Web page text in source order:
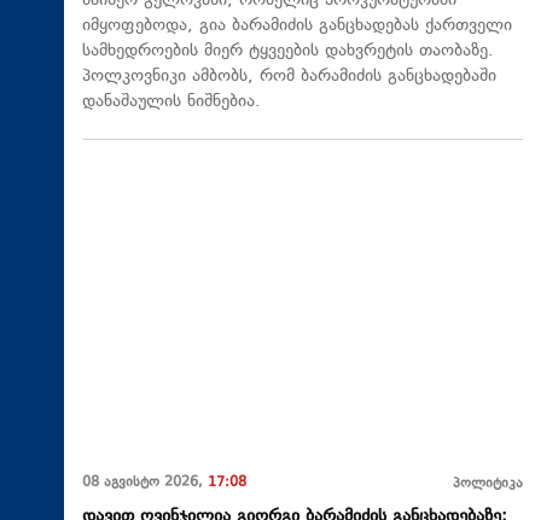
იმყოფებოდა, გია ბარამიძის განცხადებას ქართველი
სამხედროების მიერ ტყვეების დახვრეტის თაობაზე.
პოლკოვნიკი ამბობს, რომ ბარამიძის განცხადებაში
დანაშაულის ნიშნებია.
08 აგვისტო 2026, 17:08 პოლიტიკა